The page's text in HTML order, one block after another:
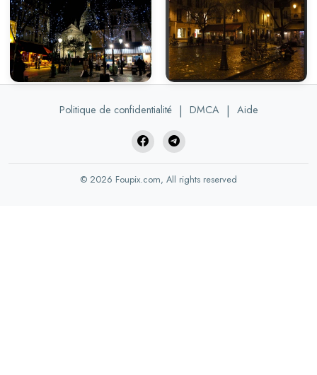
Politique de confidentialité | DMCA | Aide
© 2026 Foupix.com, All rights reserved